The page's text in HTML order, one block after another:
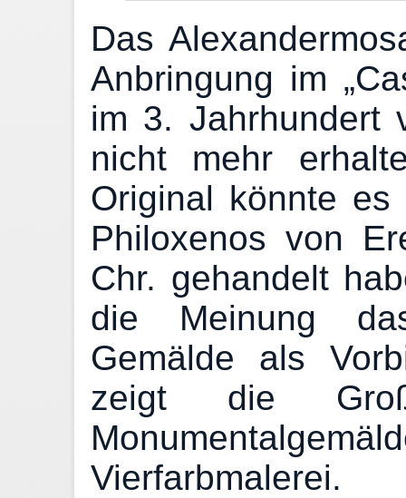
Das
Anbringung im
im 3. Jahrhundert
nicht mehr
Original könnte
Philoxenos von
Chr. gehandelt
die Meinung
Gemälde als
zeigt die
Vierfarbmalerei.